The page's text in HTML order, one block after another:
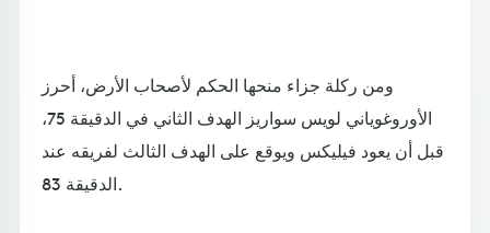
ومن ركلة جزاء منحها الحكم لأصحاب الأرض، أحرز
الأوروغوياني لويس سواريز الهدف الثاني في الدقيقة 75،
قبل أن يعود فيليكس ويوقع على الهدف الثالث لفريقه عند
الدقيقة 83.